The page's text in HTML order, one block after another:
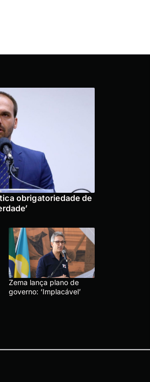
obrigatoriedade de
Zema lança plano de
governo: ‘Implacável’